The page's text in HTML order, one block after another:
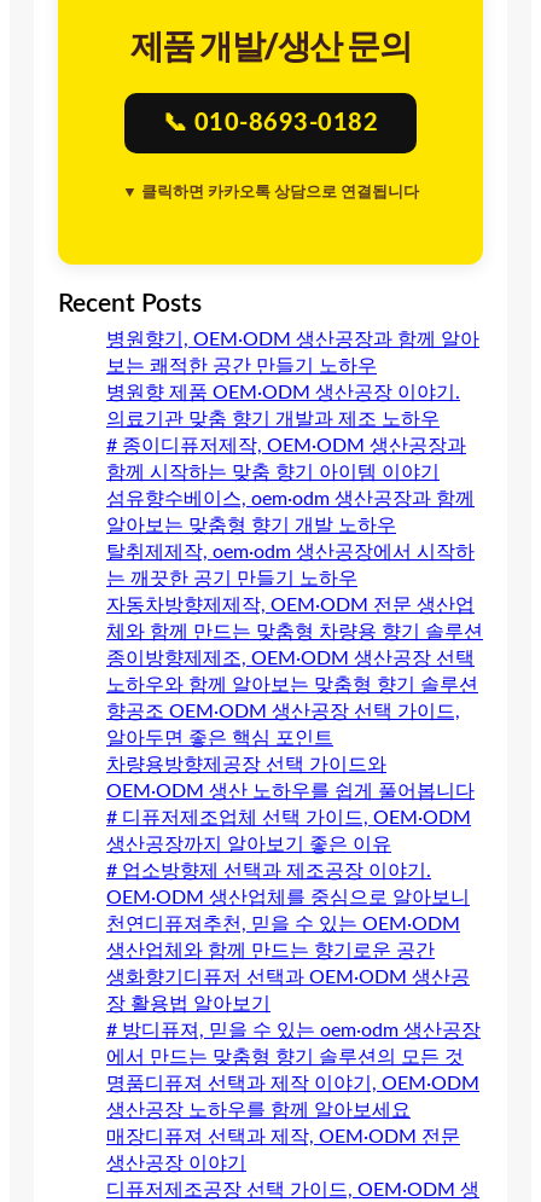
제품 개발/생산 문의
📞 010-8693-0182
▼ 클릭하면 카카오톡 상담으로 연결됩니다
Recent Posts
병원향기, OEM·ODM 생산공장과 함께 알아
보는 쾌적한 공간 만들기 노하우
병원향 제품 OEM·ODM 생산공장 이야기.
의료기관 맞춤 향기 개발과 제조 노하우
# 종이디퓨저제작, OEM·ODM 생산공장과
함께 시작하는 맞춤 향기 아이템 이야기
섬유향수베이스, oem·odm 생산공장과 함께
알아보는 맞춤형 향기 개발 노하우
탈취제제작, oem·odm 생산공장에서 시작하
는 깨끗한 공기 만들기 노하우
자동차방향제제작, OEM·ODM 전문 생산업
체와 함께 만드는 맞춤형 차량용 향기 솔루션
종이방향제제조, OEM·ODM 생산공장 선택
노하우와 함께 알아보는 맞춤형 향기 솔루션
향공조 OEM·ODM 생산공장 선택 가이드,
알아두면 좋은 핵심 포인트
차량용방향제공장 선택 가이드와
OEM·ODM 생산 노하우를 쉽게 풀어봅니다
# 디퓨저제조업체 선택 가이드, OEM·ODM
생산공장까지 알아보기 좋은 이유
# 업소방향제 선택과 제조공장 이야기.
OEM·ODM 생산업체를 중심으로 알아보니
천연디퓨져추천, 믿을 수 있는 OEM·ODM
생산업체와 함께 만드는 향기로운 공간
생화향기디퓨저 선택과 OEM·ODM 생산공
장 활용법 알아보기
# 방디퓨져, 믿을 수 있는 oem·odm 생산공장
에서 만드는 맞춤형 향기 솔루션의 모든 것
명품디퓨져 선택과 제작 이야기, OEM·ODM
생산공장 노하우를 함께 알아보세요
매장디퓨져 선택과 제작, OEM·ODM 전문
생산공장 이야기
디퓨저제조공장 선택 가이드, OEM·ODM 생